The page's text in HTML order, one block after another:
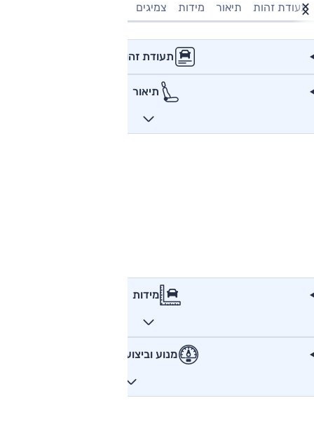
תעודת זהות תיאור מידות צמיגים
תעודת זהות
תיאור
מידות
מנוע וביצועים